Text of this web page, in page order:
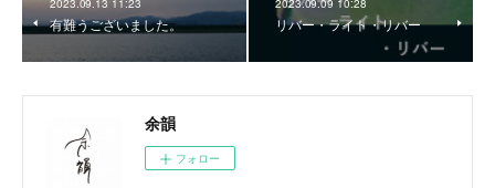
2023.09.13 11:23
有難うございました。
2023.09.09 10:28
リバー・ライト・リバー
余韻
フォロー